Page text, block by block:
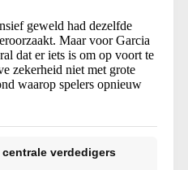
geweld had dezelfde
Maar voor Garcia
dat er iets is om op voort te
zekerheid niet met grote
waarop spelers opnieuw
verdedigers